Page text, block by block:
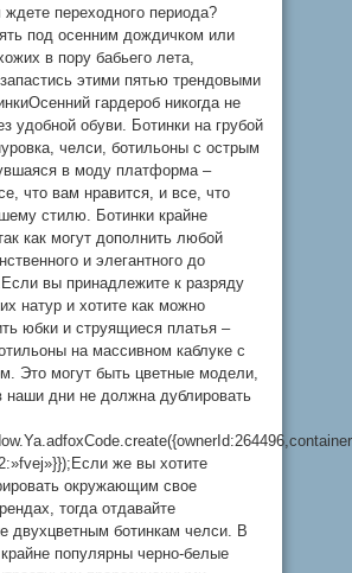
ждете переходного периода?
под осенним дождичком или
в пору бабьего лета,
этими пятью трендовыми
гардероб никогда не
удобной обуви. Ботинки на грубой
челси, ботильоны с острым
в моду платформа –
что вам нравится, и все, что
стилю. Ботинки крайне
как могут дополнить любой
и элегантного до
вы принадлежите к разряду
натур и хотите как можно
юбки и струящиеся платья –
на массивном каблуке с
Это могут быть цветные модели,
наши дни не должна дублировать
же вы хотите
окружающим свое
тогда отдавайте
двухцветным ботинкам челси. В
популярны черно-белые